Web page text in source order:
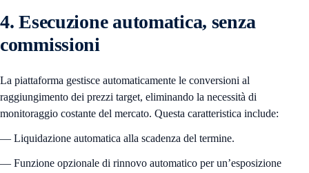
4. Esecuzione automatica, senza
commissioni
La piattaforma gestisce automaticamente le conversioni al
raggiungimento dei prezzi target, eliminando la necessità di
monitoraggio costante del mercato. Questa caratteristica include:
— Liquidazione automatica alla scadenza del termine.
— Funzione opzionale di rinnovo automatico per un’esposizione